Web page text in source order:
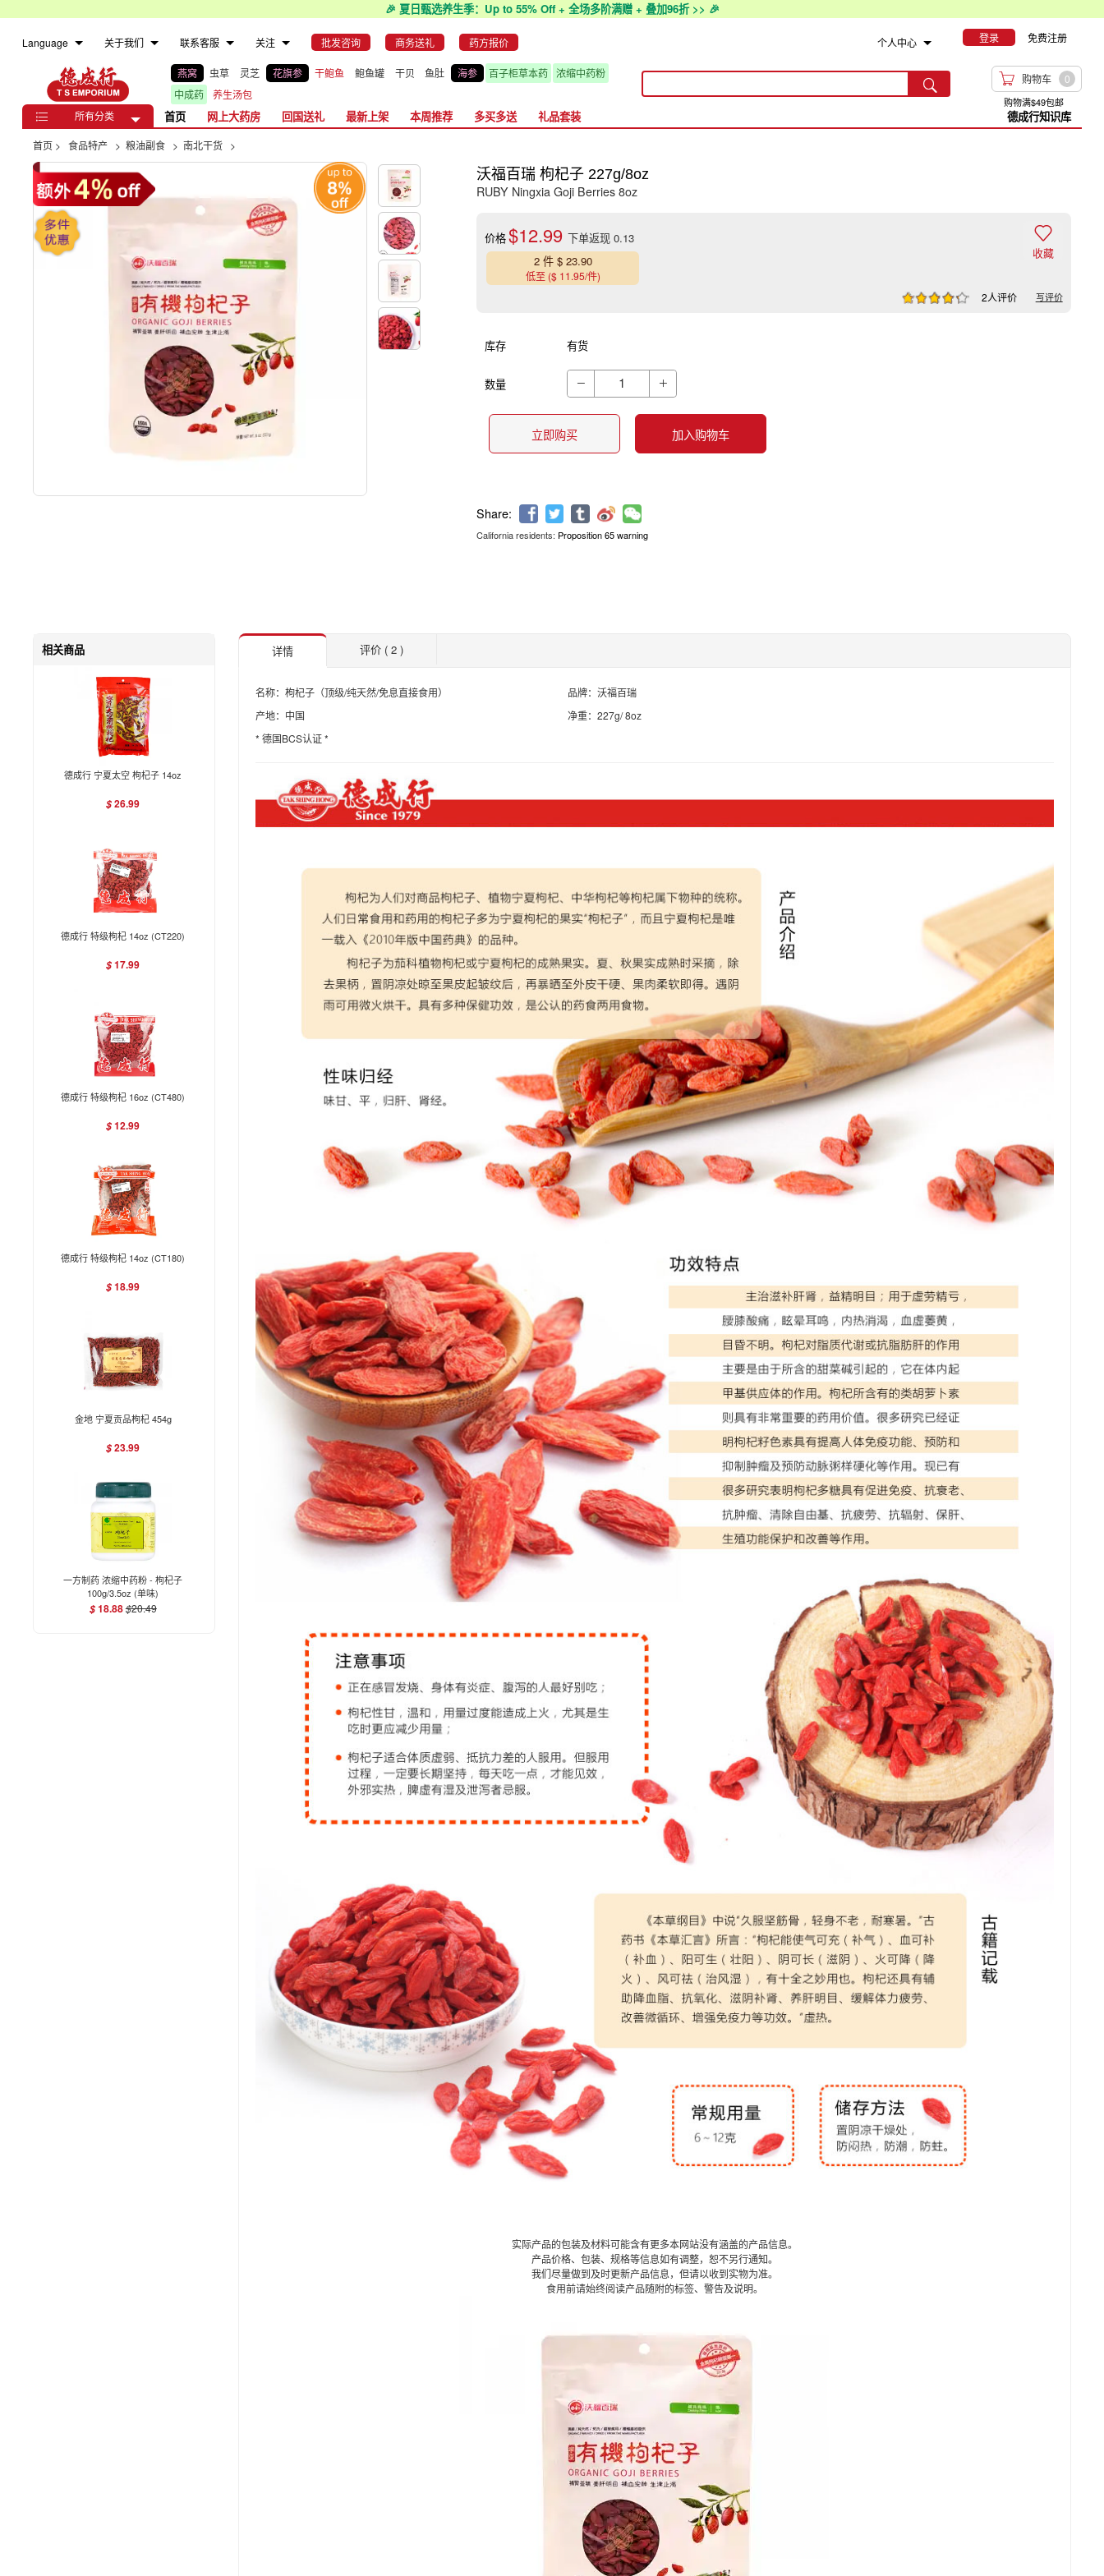
🎉 夏日甄选养生季：Up to 55% Off + 全场多阶满赠 + 叠加96折 >> 🎉
Language 关于我们 联系客服 关注 批发咨询 商务送礼 药方报价 个人中心 登录 免费注册
燕窝 虫草 灵芝 花旗参 干鲍鱼 鲍鱼罐 干贝 鱼肚 海参 百子柜草本药
浓缩中药粉
中成药
养生汤包   购物车 0
购物满$49包邮

所有分类 首页 网上大药房 回国送礼 最新上架 本周推荐 多买多送 礼品套装 德成行知识库
首页 > 食品特产 > 粮油副食 > 南北干货 >
沃福百瑞 枸杞子 227g/8oz
RUBY Ningxia Goji Berries 8oz
价格$12.99下单返现 0.13
2人评价 写评价
2 件 $ 23.90
低至 ($ 11.95/件)

收藏
库存 有货
数量  
立即购买 加入购物车
California residents: Proposition 65 warning
相关商品
德成行 宁夏太空 枸杞子 14oz
$26.99
德成行 特级枸杞 14oz (CT220)
$17.99
德成行 特级枸杞 16oz (CT480)
$12.99
德成行 特级枸杞 14oz (CT180)
$18.99
金地 宁夏贡品枸杞 454g
$23.99
一方制药 浓缩中药粉 - 枸杞子
100g/3.5oz (单味)
$18.88$20.49
详情 评价 ( 2 )
名称：枸杞子（顶级/纯天然/免息直接食用）
品牌：沃福百瑞
产地：中国
净重：227g/ 8oz
* 德国BCS认证 *
实际产品的包装及材料可能含有更多本网站没有涵盖的产品信息。
产品价格、包装、规格等信息如有调整，恕不另行通知。
我们尽量做到及时更新产品信息，但请以收到实物为准。
食用前请始终阅读产品随附的标签、警告及说明。